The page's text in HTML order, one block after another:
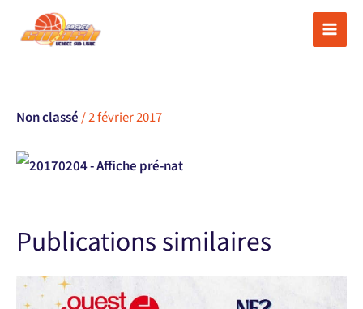
Non classé /2 février 2017
Publications similaires